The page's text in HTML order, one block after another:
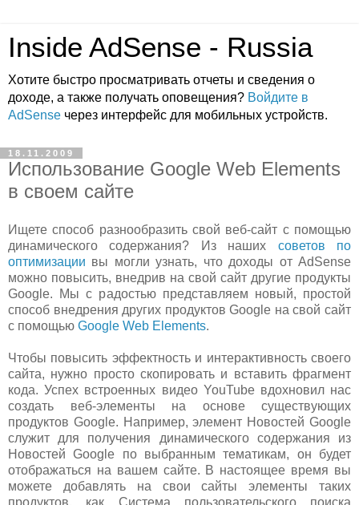
Inside AdSense - Russia
Хотите быстро просматривать отчеты и сведения о
доходе, а также получать оповещения? Войдите в
AdSense через интерфейс для мобильных устройств.
18.11.2009
Использование Google Web Elements
в своем сайте
Ищете способ разнообразить свой веб-сайт с помощью
динамического содержания? Из наших советов по
оптимизации вы могли узнать, что доходы от AdSense
можно повысить, внедрив на свой сайт другие продукты
Google. Мы с радостью представляем новый, простой
способ внедрения других продуктов Google на свой сайт
с помощью Google Web Elements.
Чтобы повысить эффектность и интерактивность своего
сайта, нужно просто скопировать и вставить фрагмент
кода. Успех встроенных видео YouTube вдохновил нас
создать веб-элементы на основе существующих
продуктов Google. Например, элемент Новостей Google
служит для получения динамического содержания из
Новостей Google по выбранным тематикам, он будет
отображаться на вашем сайте. В настоящее время вы
можете добавлять на свои сайты элементы таких
продуктов, как Система пользовательского поиска